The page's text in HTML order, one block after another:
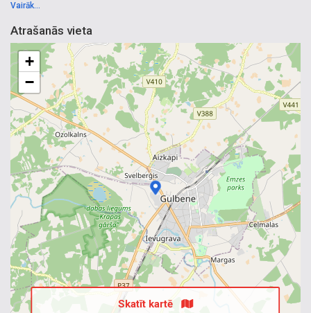
Vairāk...
Atrašanās vieta
+
−
Skatīt kartē